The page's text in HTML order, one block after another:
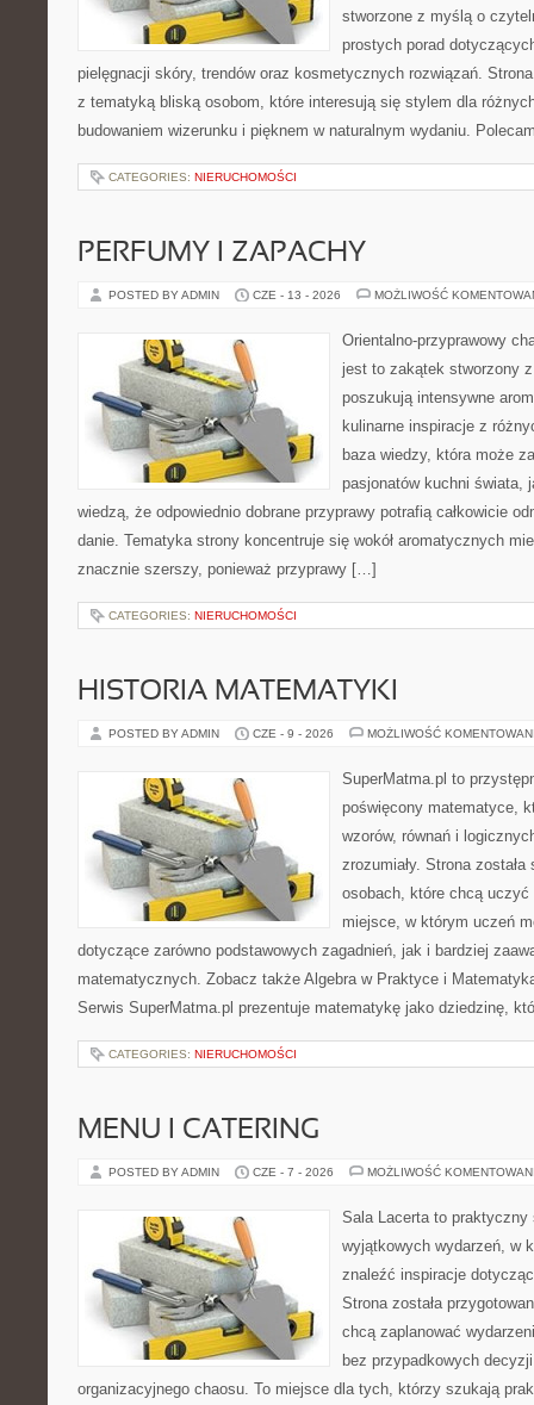
stworzone z myślą o
prostych porad
pielęgnacji skóry, trendów oraz kosmetycznych rozwiązań.
z tematyką bliską osobom, które interesują się stylem dla
budowaniem wizerunku i pięknem w naturalnym wydaniu.
CATEGORIES: NIERUCHOMOŚCI
PERFUMY I ZAPACHY
POSTED BY ADMIN CZE - 13 - 2026 MOŻLIWOŚĆ
Orientalno-przyprawowy
jest to zakątek stworzony
poszukują intensywne
kulinarne inspiracje z
baza wiedzy, która może
pasjonatów kuchni świata,
wiedzą, że odpowiednio dobrane przyprawy potrafią całkowicie
danie. Tematyka strony koncentruje się wokół aromatycznych
znacznie szerszy, ponieważ przyprawy […]
CATEGORIES: NIERUCHOMOŚCI
HISTORIA MATEMATYKI
POSTED BY ADMIN CZE - 9 - 2026 MOŻLIWOŚĆ
SuperMatma.pl to
poświęcony matematyce,
wzorów, równań i
zrozumiały. Strona
osobach, które chcą
miejsce, w którym uczeń
dotyczące zarówno podstawowych zagadnień, jak i bardziej
matematycznych. Zobacz także Algebra w Praktyce i
Serwis SuperMatma.pl prezentuje matematykę jako dziedzinę,
CATEGORIES: NIERUCHOMOŚCI
MENU I CATERING
POSTED BY ADMIN CZE - 7 - 2026 MOŻLIWOŚĆ
Sala Lacerta to praktyczny
wyjątkowych wydarzeń, w
znaleźć inspiracje
Strona została
chcą zaplanować
bez przypadkowych
organizacyjnego chaosu. To miejsce dla tych, którzy szukają